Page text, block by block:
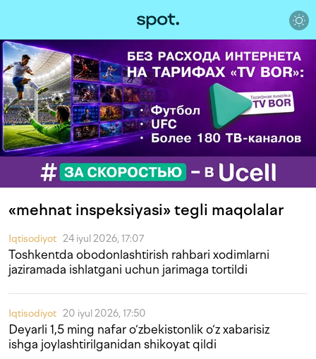
«mehnat inspeksiyasi» tegli maqolalar
Iqtisodiyot 24 iyul 2026, 17:07
Toshkentda obodonlashtirish rahbari xodimlarni
jaziramada ishlatgani uchun jarimaga tortildi
Iqtisodiyot 20 iyul 2026, 17:50
Deyarli 1,5 ming nafar o‘zbekistonlik o‘z xabarisiz
ishga joylashtirilganidan shikoyat qildi